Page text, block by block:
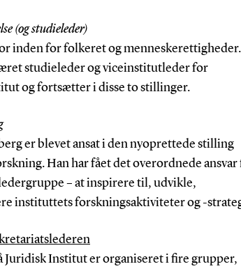
(og studieleder)
inden for folkeret og menneskerettigheder.
studieleder og viceinstitutleder for
og fortsætter i disse to stillinger.
er blevet ansat i den nyoprettede stilling
Han har fået det overordnede ansvar
– at inspirere til, udvikle,
instituttets forskningsaktiviteter og -
Juridisk Institut er organiseret i fire grupper,